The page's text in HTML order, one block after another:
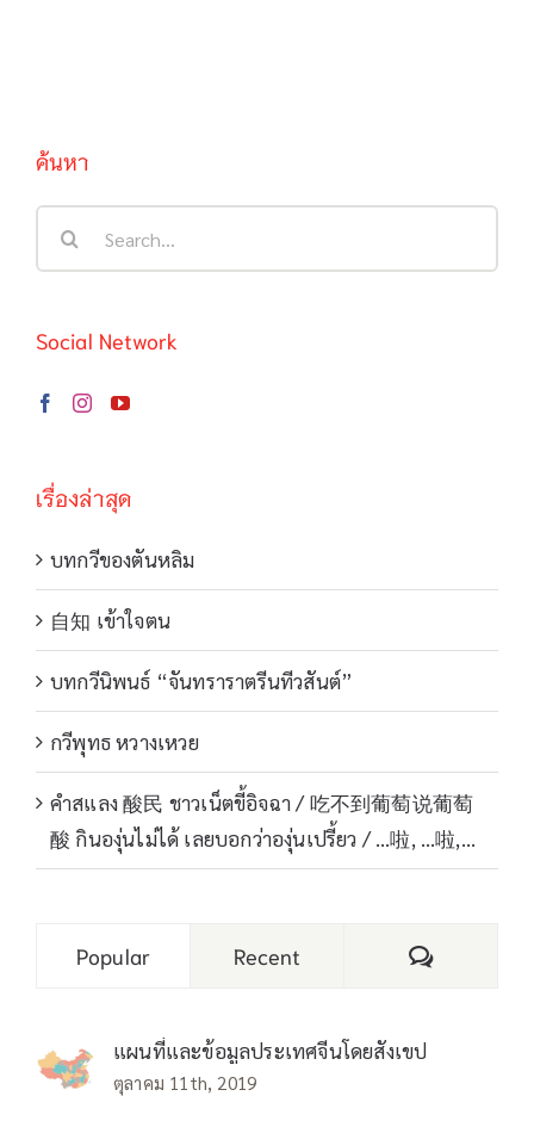
ค้นหา
Social Network
เรื่องล่าสุด
บทกวีของตันหลิม
自知 เข้าใจตน
บทกวีนิพนธ์ “จันทราราตรีนทีวสันต์”
กวีพุทธ หวางเหวย
คำสแลง 酸民 ชาวเน็ตขี้อิจฉา / 吃不到葡萄说葡萄
酸 กินองุ่นไม่ได้ เลยบอกว่าองุ่นเปรี้ยว / …啦, …啦,…
Popular Recent Comments
แผนที่และข้อมูลประเทศจีนโดยสังเขป
ตุลาคม 11th, 2019